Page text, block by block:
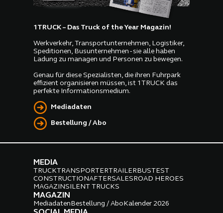
1TRUCK – Das Truck of the Year Magazin!
Werkverkehr, Transportunternehmen, Logistiker,
Speditionen, Busunternehmen - sie alle haben
Ladung zu managen und Personen zu bewegen.
Genau für diese Spezialisten, die ihren Fuhrpark
effizient organisieren müssen, ist 1TRUCK das
perfekte Informationsmedium.
Mediadaten
Bestellung / Abo
MEDIA
TRUCKTRANSPORTERTRAILERBUSTEST
CONSTRUCTIONAFTERSALESROAD HEROES
MAGAZINSILENT TRUCKS
MAGAZIN
MediadatenBestellung / AboKalender 2026